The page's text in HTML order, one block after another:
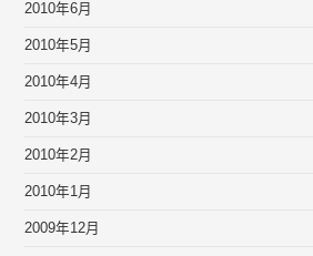
2010年6月
2010年5月
2010年4月
2010年3月
2010年2月
2010年1月
2009年12月